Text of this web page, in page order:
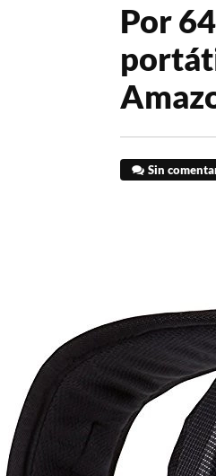
Por
Sin